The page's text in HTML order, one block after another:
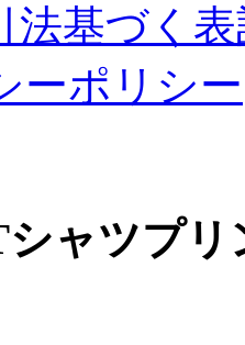
法基づく
ーポリシー
ャツプ